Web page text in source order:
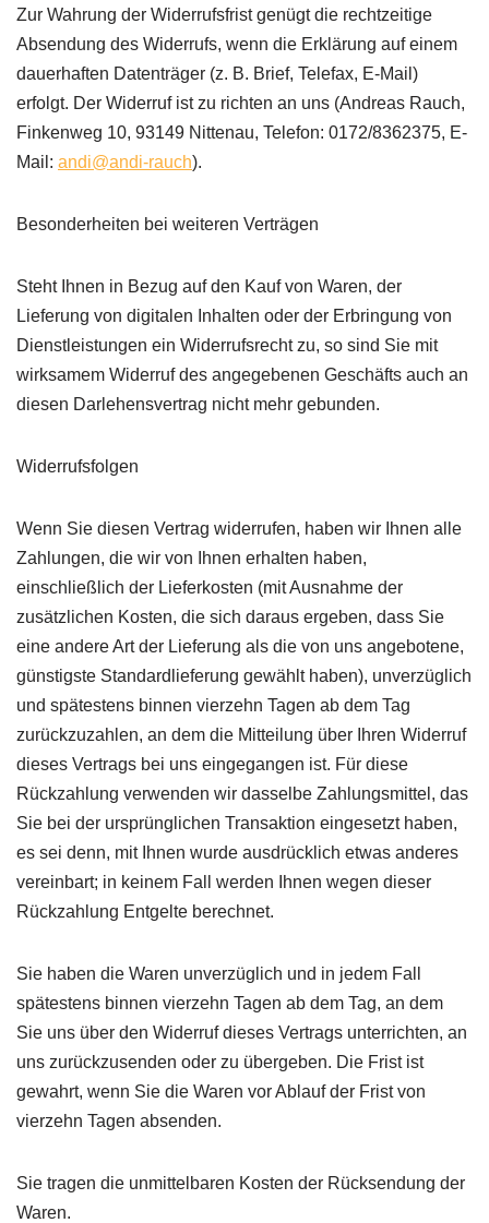
Zur Wahrung der Widerrufsfrist genügt die rechtzeitige
Absendung des Widerrufs, wenn die Erklärung auf einem
dauerhaften Datenträger (z. B. Brief, Telefax, E-Mail)
erfolgt. Der Widerruf ist zu richten an uns (Andreas Rauch,
Finkenweg 10, 93149 Nittenau, Telefon: 0172/8362375, E-
Mail: andi@andi-rauch).
Besonderheiten bei weiteren Verträgen
Steht Ihnen in Bezug auf den Kauf von Waren, der
Lieferung von digitalen Inhalten oder der Erbringung von
Dienstleistungen ein Widerrufsrecht zu, so sind Sie mit
wirksamem Widerruf des angegebenen Geschäfts auch an
diesen Darlehensvertrag nicht mehr gebunden.
Widerrufsfolgen
Wenn Sie diesen Vertrag widerrufen, haben wir Ihnen alle
Zahlungen, die wir von Ihnen erhalten haben,
einschließlich der Lieferkosten (mit Ausnahme der
zusätzlichen Kosten, die sich daraus ergeben, dass Sie
eine andere Art der Lieferung als die von uns angebotene,
günstigste Standardlieferung gewählt haben), unverzüglich
und spätestens binnen vierzehn Tagen ab dem Tag
zurückzuzahlen, an dem die Mitteilung über Ihren Widerruf
dieses Vertrags bei uns eingegangen ist. Für diese
Rückzahlung verwenden wir dasselbe Zahlungsmittel, das
Sie bei der ursprünglichen Transaktion eingesetzt haben,
es sei denn, mit Ihnen wurde ausdrücklich etwas anderes
vereinbart; in keinem Fall werden Ihnen wegen dieser
Rückzahlung Entgelte berechnet.
Sie haben die Waren unverzüglich und in jedem Fall
spätestens binnen vierzehn Tagen ab dem Tag, an dem
Sie uns über den Widerruf dieses Vertrags unterrichten, an
uns zurückzusenden oder zu übergeben. Die Frist ist
gewahrt, wenn Sie die Waren vor Ablauf der Frist von
vierzehn Tagen absenden.
Sie tragen die unmittelbaren Kosten der Rücksendung der
Waren.